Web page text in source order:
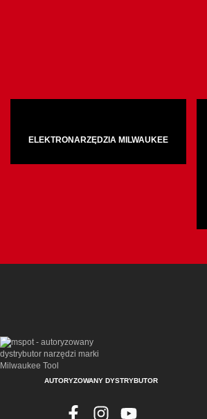
ELEKTRONARZĘDZIA MILWAUKEE
AUTORYZOWANY DYSTRYBUTOR